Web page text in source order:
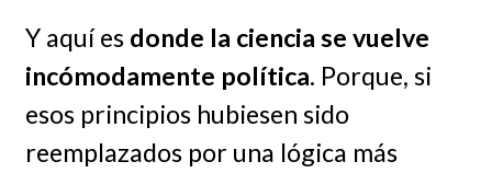
Y aquí es donde la ciencia se vuelve
incómodamente política. Porque, si
esos principios hubiesen sido
reemplazados por una lógica más